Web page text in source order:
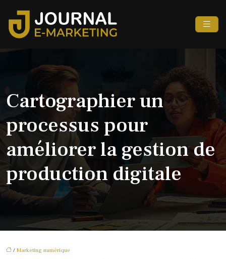
Cartographier un
processus pour
améliorer la gestion de
production digitale
/ Marketing numérique